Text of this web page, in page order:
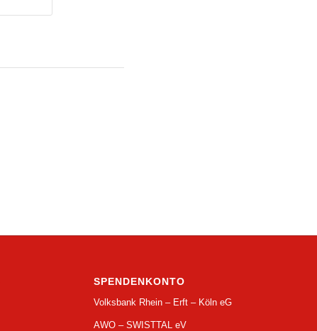
SPENDENKONTO
Volksbank Rhein – Erft – Köln eG
AWO – SWISTTAL eV